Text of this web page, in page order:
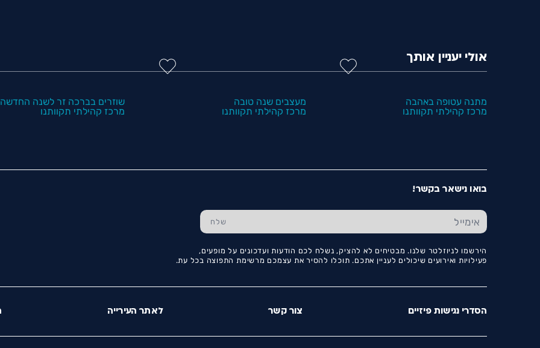
אולי יעניין אותך
מתנה עטופה באהבה
מרכז קהילתי תקוותנו
מעצבים שנה טובה
מרכז קהילתי תקוותנו
שוזרים בברכה זר לשנה החדשה
מרכז קהילתי תקוותנו
בואו נישאר בקשר!
הירשמו לניוזלטר שלנו. מבטיחים לא להציק, נשלח לכם הודעות ועדכונים על מופעים,
פעילויות ואירועים שיכולים לעניין אתכם. תוכלו להסיר את עצמכם מרשימת התפוצה בכל עת.
הסדרי נגישות פיזיים צור קשר לאתר העירייה